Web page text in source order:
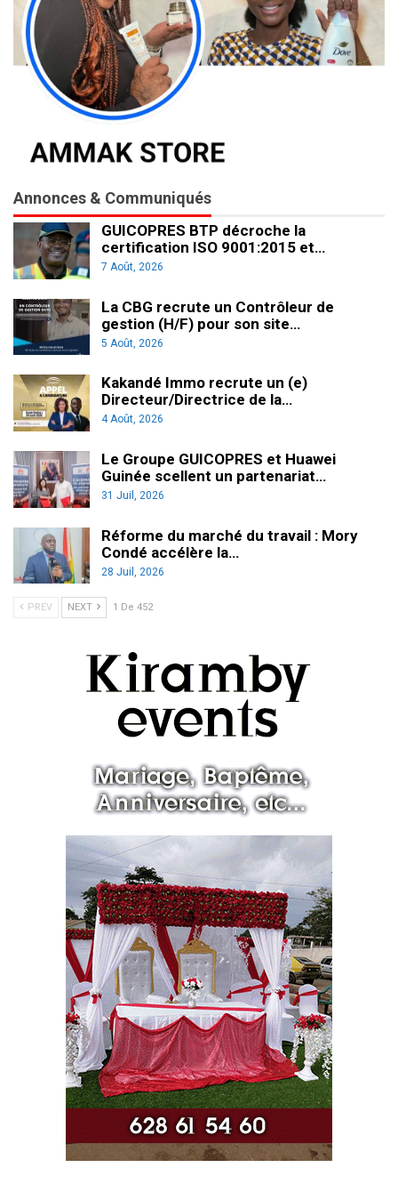
Annonces & Communiqués
GUICOPRES BTP décroche la
certification ISO 9001:2015 et…
7 Août, 2026
La CBG recrute un Contrôleur de
gestion (H/F) pour son site…
5 Août, 2026
Kakandé Immo recrute un (e)
Directeur/Directrice de la…
4 Août, 2026
Le Groupe GUICOPRES et Huawei
Guinée scellent un partenariat…
31 Juil, 2026
Réforme du marché du travail : Mory
Condé accélère la…
28 Juil, 2026
PREV NEXT 1 De 452